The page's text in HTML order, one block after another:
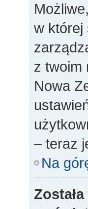
w której
z twoim
Nowa
– teraz
Na